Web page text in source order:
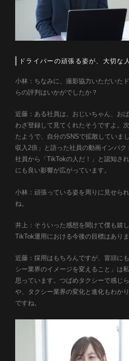
ドライバーの頑張る姿が、大切な
小林：ちなみに、撮影協力いただいた
らの評判はいかがでしたか？
近藤：ある社員は、おじいちゃん、お
わざ登録して見てくれたそうですよ。
たようで、自分のSNSで拡散していま
収入2倍」と語った社員の動画インパク
社員から「TikTokの人だ！」と認知さ
にも良い影響が広がっています。
小林：頑張っている姿を周りに見せら
ね。
井上：そういった感想を聞けて僕も嬉
TikTok運用における今後の目標はあり
近藤：採用はもちろんですが、冒頭に
シー業界のイメージを変えること」は
思っています。つばめタクシーで感じ
や、タクシー業界の変化と進化もわか
ですね。